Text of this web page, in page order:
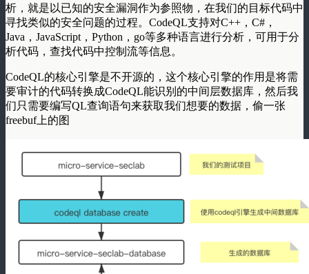
析，就是以已知的安全漏洞作为参照物，在我们的目标代码中
寻找类似的安全问题的过程。CodeQL支持对C++，C#，
Java，JavaScript，Python，go等多种语言进行分析，可用于分
析代码，查找代码中控制流等信息。
CodeQL的核心引擎是不开源的，这个核心引擎的作用是将需
要审计的代码转换成CodeQL能识别的中间层数据库，然后我
们只需要编写QL查询语句来获取我们想要的数据，偷一张
freebuf上的图